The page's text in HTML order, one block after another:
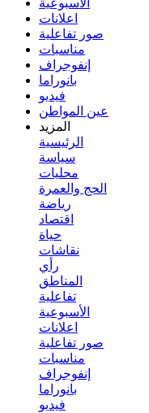
الأسبوعية
اعلانات
صور تفاعلية
مناسبات
إنفوجراف
بانوراما
فيديو
عين المواطن
المزيد
الرئيسية
سياسة
محليات
الحج والعمرة
رياضة
اقتصاد
حياة
نقاشات
رأي
المناطق
تفاعلية
الأسبوعية
اعلانات
صور تفاعلية
مناسبات
إنفوجراف
بانوراما
فيديو